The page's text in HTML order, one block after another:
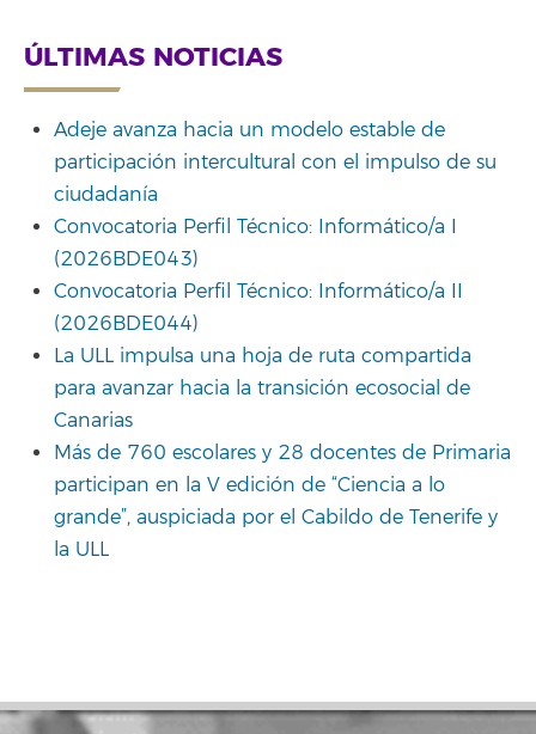
ÚLTIMAS NOTICIAS
Adeje avanza hacia un modelo estable de
participación intercultural con el impulso de su
ciudadanía
Convocatoria Perfil Técnico: Informático/a I
(2026BDE043)
Convocatoria Perfil Técnico: Informático/a II
(2026BDE044)
La ULL impulsa una hoja de ruta compartida
para avanzar hacia la transición ecosocial de
Canarias
Más de 760 escolares y 28 docentes de Primaria
participan en la V edición de “Ciencia a lo
grande”, auspiciada por el Cabildo de Tenerife y
la ULL